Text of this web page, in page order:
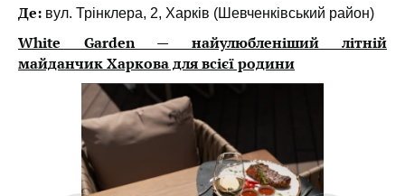
Де: вул. Трінклера, 2, Харків (Шевченківський район)
White Garden — найулюбленіший літній
майданчик Харкова для всієї родини